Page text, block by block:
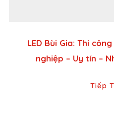
LED Bùi Gia: Thi
nghiệp – Uy tín –
Tiếp